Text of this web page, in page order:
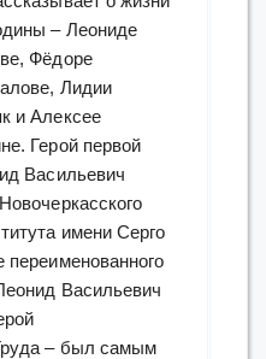
– Леониде
Фёдоре
Лидии
и Алексее
Герой первой
Васильевич
имени Серго
Васильевич
– был самым